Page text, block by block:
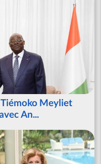
Meyliet
An...